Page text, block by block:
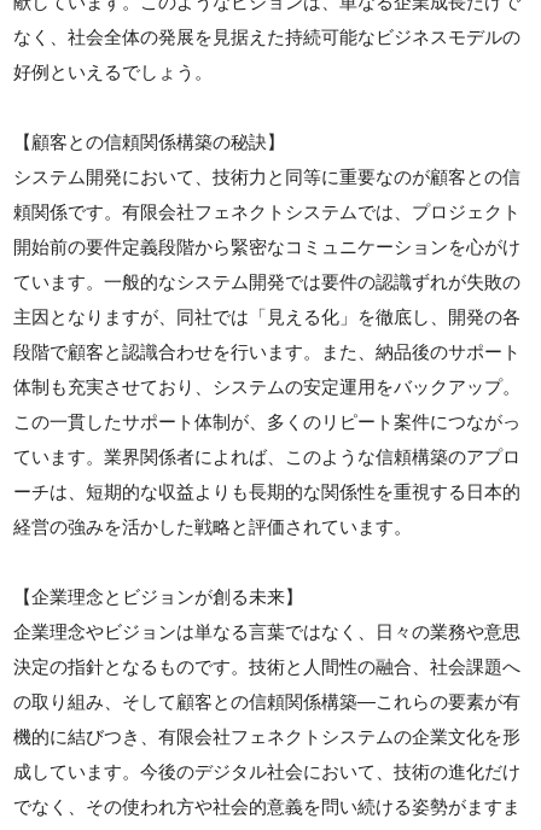
なく、社会全体の発展を見据えた持続可能なビジネスモデルの
好例といえるでしょう。
【顧客との信頼関係構築の秘訣】
システム開発において、技術力と同等に重要なのが顧客との信
頼関係です。有限会社フェネクトシステムでは、プロジェクト
開始前の要件定義段階から緊密なコミュニケーションを心がけ
ています。一般的なシステム開発では要件の認識ずれが失敗の
主因となりますが、同社では「見える化」を徹底し、開発の各
段階で顧客と認識合わせを行います。また、納品後のサポート
体制も充実させており、システムの安定運用をバックアップ。
この一貫したサポート体制が、多くのリピート案件につながっ
ています。業界関係者によれば、このような信頼構築のアプロ
ーチは、短期的な収益よりも長期的な関係性を重視する日本的
経営の強みを活かした戦略と評価されています。
【企業理念とビジョンが創る未来】
企業理念やビジョンは単なる言葉ではなく、日々の業務や意思
決定の指針となるものです。技術と人間性の融合、社会課題へ
の取り組み、そして顧客との信頼関係構築—これらの要素が有
機的に結びつき、有限会社フェネクトシステムの企業文化を形
成しています。今後のデジタル社会において、技術の進化だけ
でなく、その使われ方や社会的意義を問い続ける姿勢がますま